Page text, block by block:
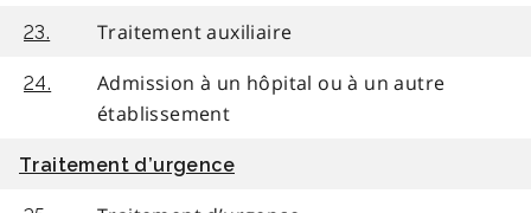
23. Traitement auxiliaire
24.
Admission à un hôpital ou à un autre
établissement
Traitement d’urgence